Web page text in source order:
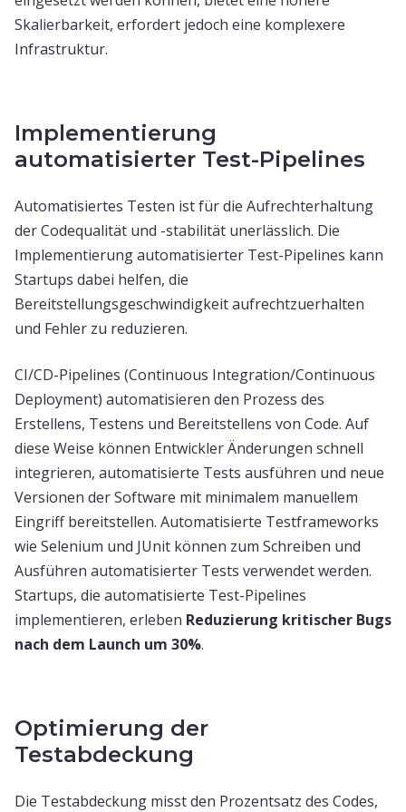
Skalierbarkeit, erfordert jedoch eine komplexere
Infrastruktur.
Implementierung
automatisierter Test-Pipelines
Automatisiertes Testen ist für die Aufrechterhaltung
der Codequalität und -stabilität unerlässlich. Die
Implementierung automatisierter Test-Pipelines kann
Startups dabei helfen, die
Bereitstellungsgeschwindigkeit aufrechtzuerhalten
und Fehler zu reduzieren.
CI/CD-Pipelines (Continuous Integration/Continuous
Deployment) automatisieren den Prozess des
Erstellens, Testens und Bereitstellens von Code. Auf
diese Weise können Entwickler Änderungen schnell
integrieren, automatisierte Tests ausführen und neue
Versionen der Software mit minimalem manuellem
Eingriff bereitstellen. Automatisierte Testframeworks
wie Selenium und JUnit können zum Schreiben und
Ausführen automatisierter Tests verwendet werden.
Startups, die automatisierte Test-Pipelines
implementieren, erleben Reduzierung kritischer Bugs
nach dem Launch um 30%.
Optimierung der
Testabdeckung
Die Testabdeckung misst den Prozentsatz des Codes,